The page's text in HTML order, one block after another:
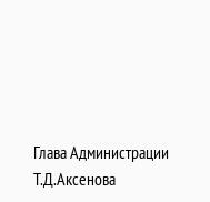
Глава
Т.Д.Аксенова